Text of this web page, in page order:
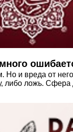
Но и вреда от
либо ложь. Сфера